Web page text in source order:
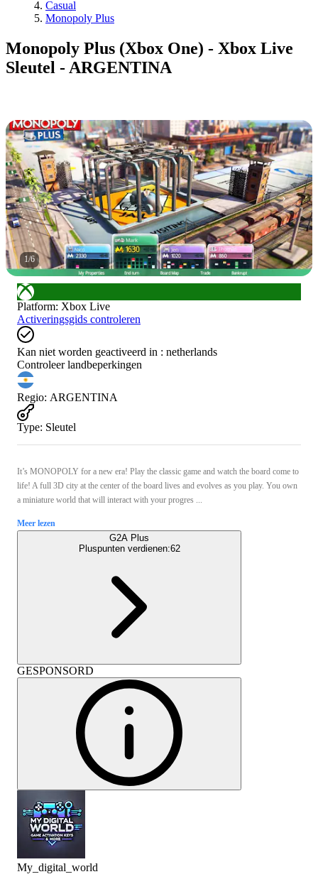
Casual
Monopoly Plus
Monopoly Plus (Xbox One) - Xbox Live
Sleutel - ARGENTINA
1/6
Platform: Xbox Live
Activeringsgids controleren
Kan niet worden geactiveerd in : netherlands
Controleer landbeperkingen
Regio: ARGENTINA
Type: Sleutel
It’s MONOPOLY for a new era! Play the classic game and watch the board come to
life! A full 3D city at the center of the board lives and evolves as you play. You own
a miniature world that will interact with your progres ...
Meer lezen
G2A Plus
Pluspunten verdienen:62
GESPONSORD
My_digital_world